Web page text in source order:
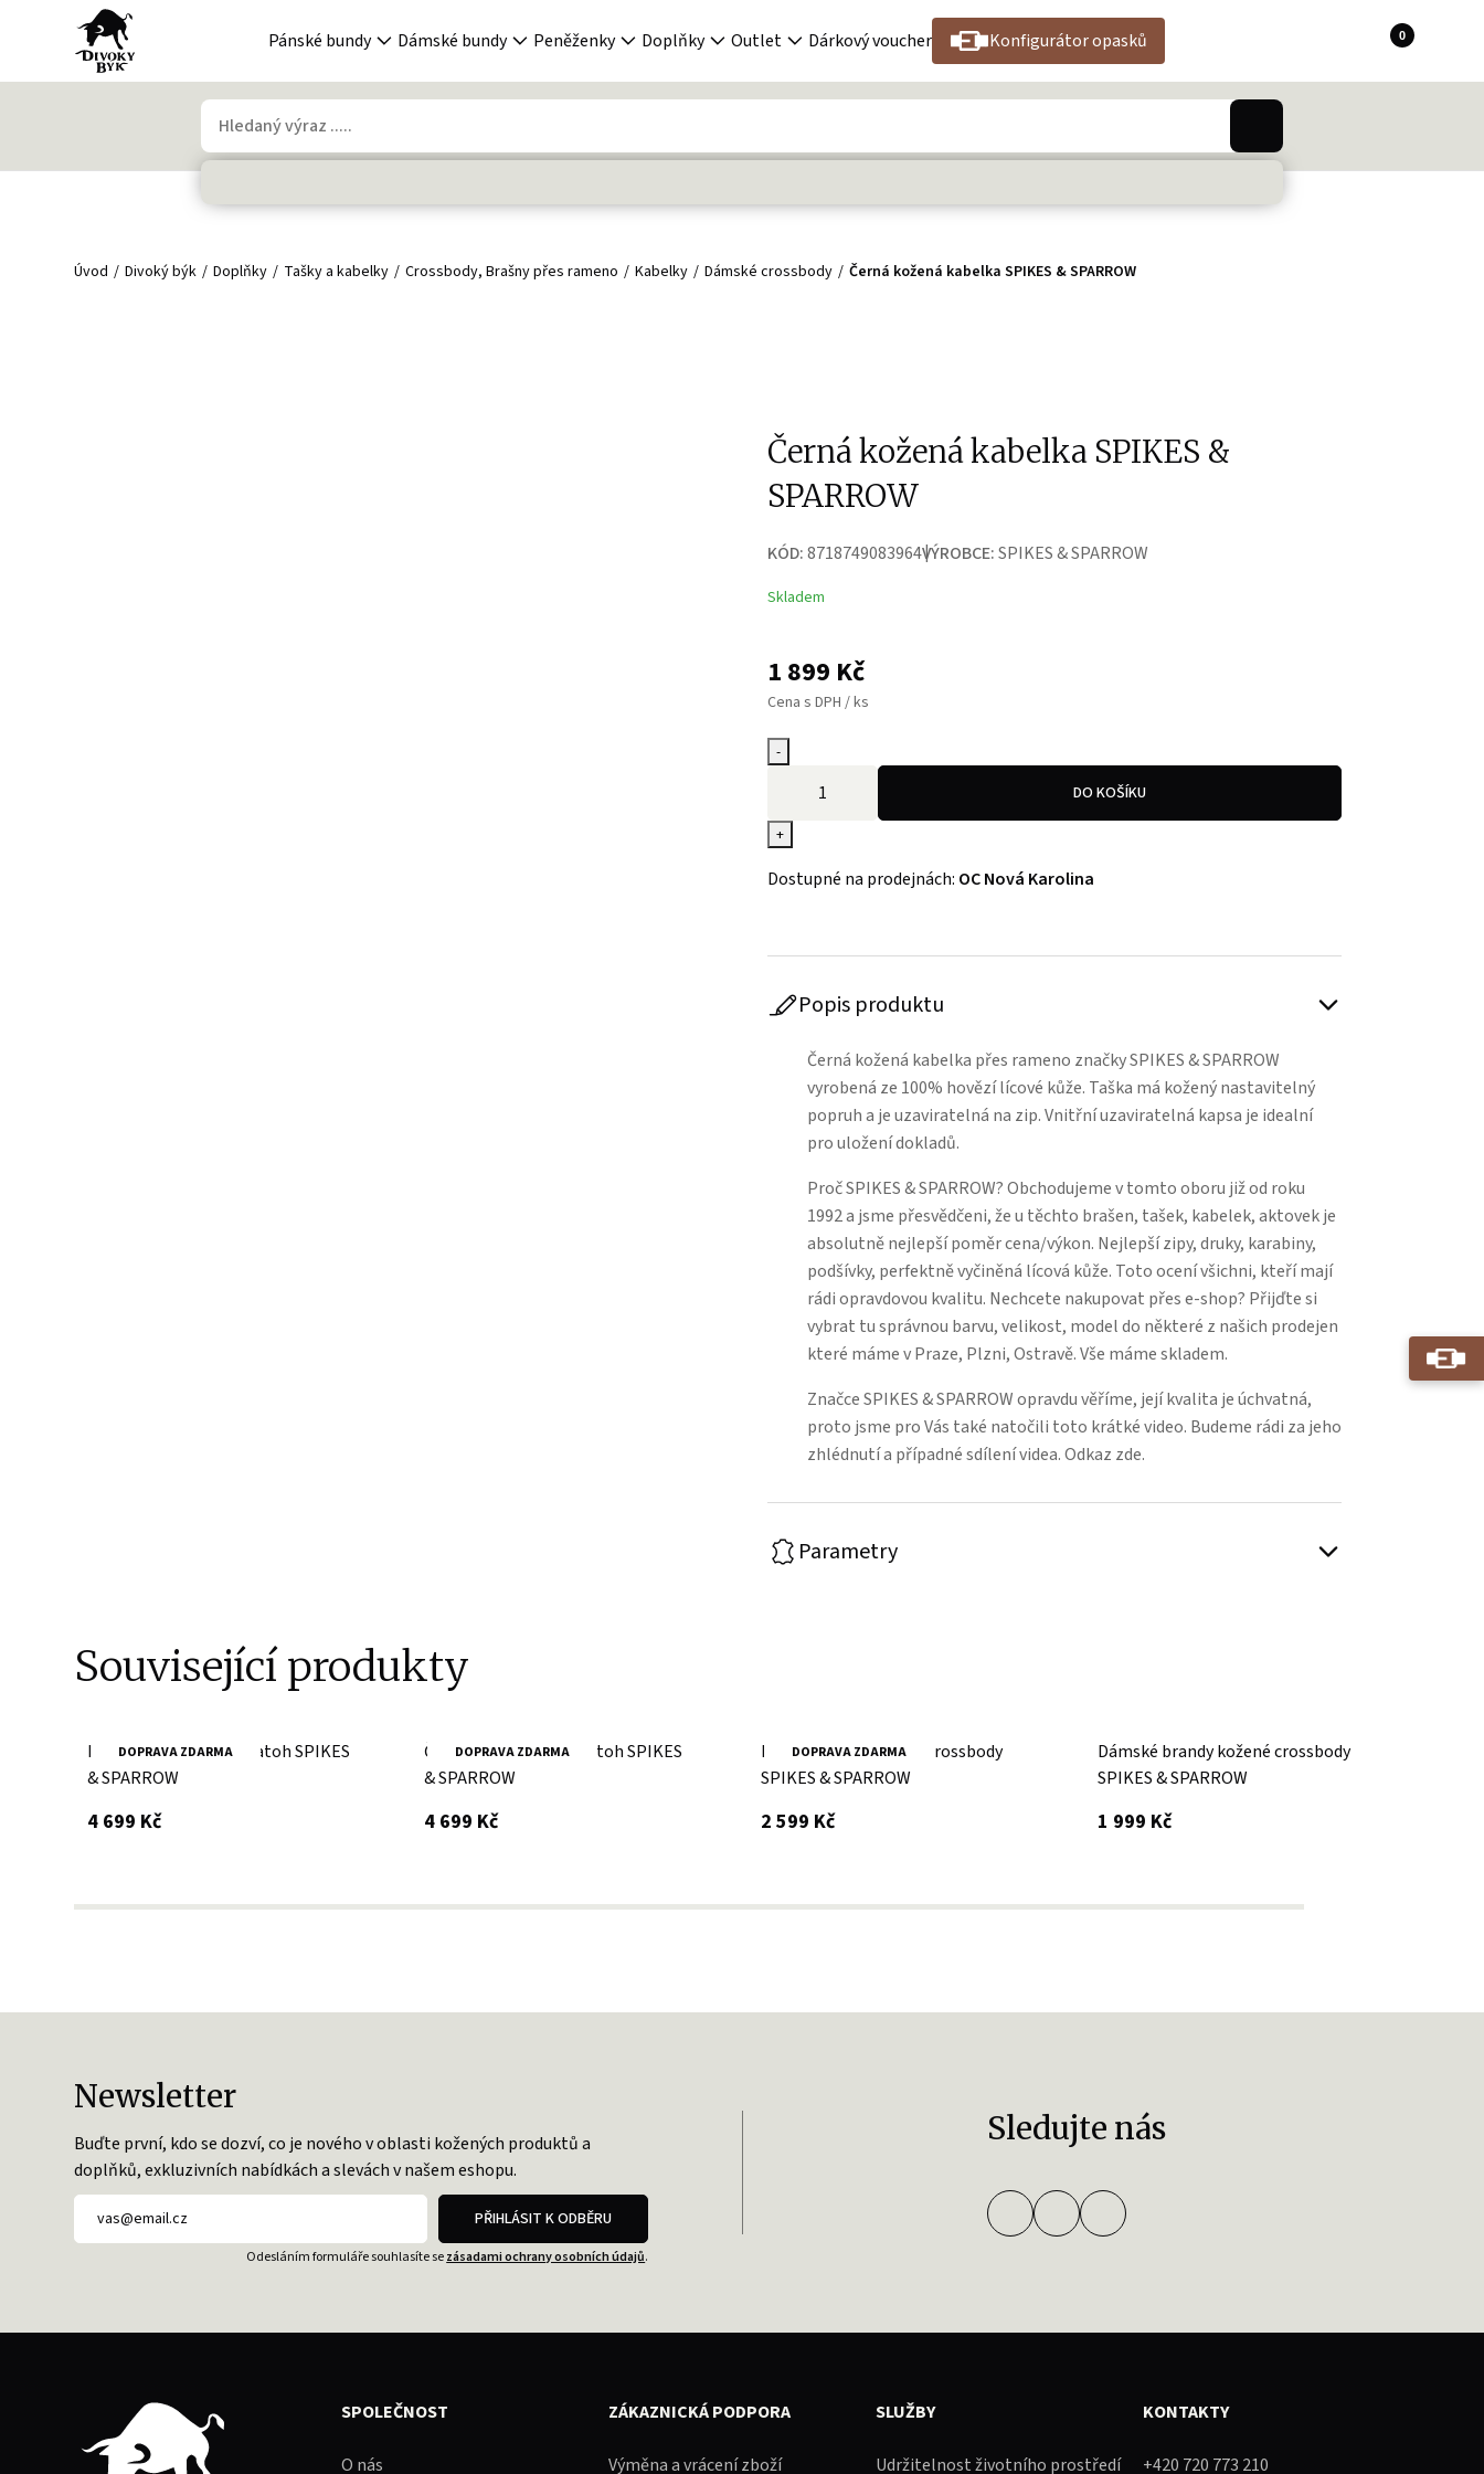
Pánské bundy Dámské bundy Peněženky Doplňky Outlet Dárkový voucher Konfigurátor opasků 0
Úvod Divoký býk Doplňky Tašky a kabelky Crossbody, Brašny přes rameno Kabelky Dámské crossbody Černá kožená kabelka SPIKES & SPARROW
Černá kožená kabelka SPIKES &
SPARROW
KÓD:8718749083964VÝROBCE:SPIKES & SPARROW
Skladem
1 899 Kč
Cena s DPH / ks
-
+
DO KOŠÍKU
Dostupné na prodejnách: OC Nová Karolina
Popis produktu
Černá kožená kabelka přes rameno značky SPIKES & SPARROW
vyrobená ze 100% hovězí lícové kůže. Taška má kožený nastavitelný
popruh a je uzaviratelná na zip. Vnitřní uzaviratelná kapsa je idealní
pro uložení dokladů.
Proč SPIKES & SPARROW? Obchodujeme v tomto oboru již od roku
1992 a jsme přesvědčeni, že u těchto brašen, tašek, kabelek, aktovek je
absolutně nejlepší poměr cena/výkon. Nejlepší zipy, druky, karabiny,
podšívky, perfektně vyčiněná lícová kůže. Toto ocení všichni, kteří mají
rádi opravdovou kvalitu. Nechcete nakupovat přes e-shop? Přijďte si
vybrat tu správnou barvu, velikost, model do některé z našich prodejen
které máme v Praze, Plzni, Ostravě. Vše máme skladem.
Značce SPIKES & SPARROW opravdu věříme, její kvalita je úchvatná,
proto jsme pro Vás také natočili toto krátké video. Budeme rádi za jeho
zhlédnutí a případné sdílení videa.Odkaz zde.
Parametry
Související produkty
DOPRAVA ZDARMA
Hnědá kožená taška/batoh SPIKES
& SPARROW
4 699 Kčs DPH
DOPRAVA ZDARMA
Černá kožená taška/batoh SPIKES
& SPARROW
4 699 Kčs DPH
DOPRAVA ZDARMA
Dámské tmavě hnědé crossbody
SPIKES & SPARROW
2 599 Kčs DPH
Dámské brandy kožené crossbody
SPIKES & SPARROW
1 999 Kčs DPH
Newsletter
Buďte první, kdo se dozví, co je nového v oblasti kožených produktů a
doplňků, exkluzivních nabídkách a slevách v našem eshopu.
PŘIHLÁSIT K ODBĚRU
Odesláním formuláře souhlasíte sezásadami ochrany osobních údajů.
Sledujte nás
SPOLEČNOST
O nás
ZÁKAZNICKÁ PODPORA
Výměna a vrácení zboží
SLUŽBY
Udržitelnost životního prostředí
KONTAKTY
+420 720 773 210